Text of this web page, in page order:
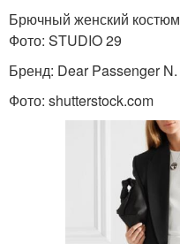
Брючный женский костюм
Фото: STUDIO 29
Бренд: Dear Passenger N.
Фото: shutterstock.com